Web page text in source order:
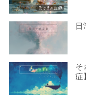
日
そ
症